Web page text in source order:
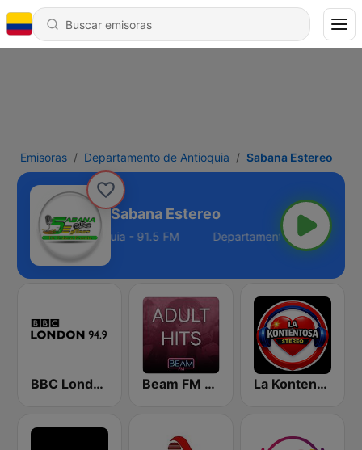
Emisoras Departamento de Antioquia Sabana Estereo
Sabana Estereo
de Antioquia - 91.5 FM
BBC London Beam FM - Adult Hits La Kontentosa Stèreo